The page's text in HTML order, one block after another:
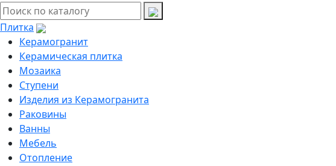
Плитка
Керамогранит
Керамическая плитка
Мозаика
Ступени
Изделия из Керамогранита
Раковины
Ванны
Мебель
Отопление